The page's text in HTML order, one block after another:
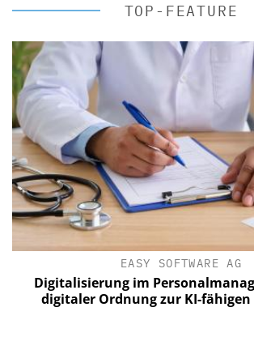
TOP-FEATURE
EASY SOFTWARE AG
Digitalisierung im
digitaler Ordnung zur KI-fähigen